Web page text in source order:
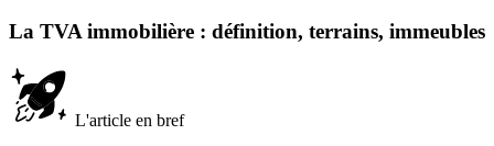
La TVA immobilière : définition, terrains, immeubles
L'article en bref